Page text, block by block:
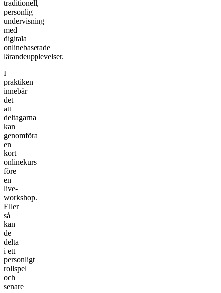
traditionell,
personlig
undervisning
med
digitala
onlinebaserade
lärandeupplevelser.
I
praktiken
innebär
det
att
deltagarna
kan
genomföra
en
kort
onlinekurs
före
en
live-
workshop.
Eller
så
kan
de
delta
i ett
personligt
rollspel
och
senare